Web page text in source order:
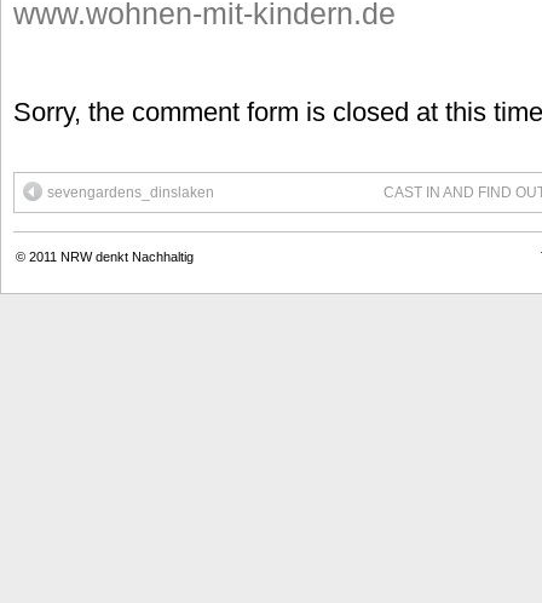
www.wohnen-mit-kindern.de
Sorry, the comment form is closed at this
sevengardens_dinslaken CAST IN AND FIND
© 2011 NRW denkt Nachhaltig